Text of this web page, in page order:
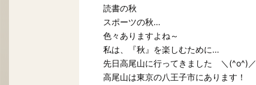
読書の秋
スポーツの秋…
色々ありますよね～
私は、『秋』を楽しむために…
先日高尾山に行ってきました ＼(^o^)／
高尾山は東京の八王子市にあります！